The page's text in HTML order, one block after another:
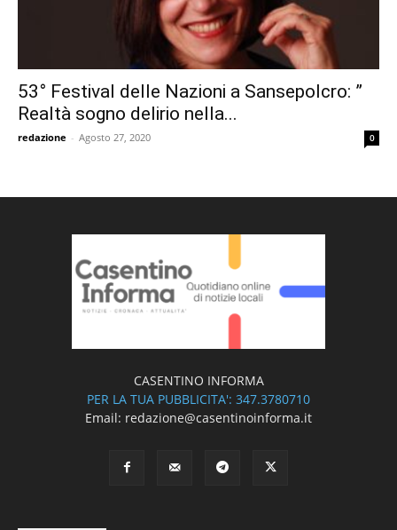
53° Festival delle Nazioni a Sansepolcro: ”
Realtà sogno delirio nella...
redazione - Agosto 27, 2020 0
CASENTINO INFORMA
PER LA TUA PUBBLICITA': 347.3780710
Email: redazione@casentinoinforma.it